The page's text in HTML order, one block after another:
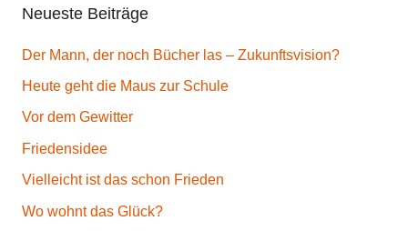
,
e
i
h
a
c
h
Neueste Beiträge
Der Mann, der noch Bücher las – Zukunftsvision?
Heute geht die Maus zur Schule
Vor dem Gewitter
Friedensidee
Vielleicht ist das schon Frieden
Wo wohnt das Glück?